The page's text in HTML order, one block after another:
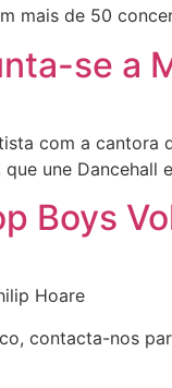
mais de 50
se a
com a cantora
une Dancehall
Boys
Hoare
contacta-nos